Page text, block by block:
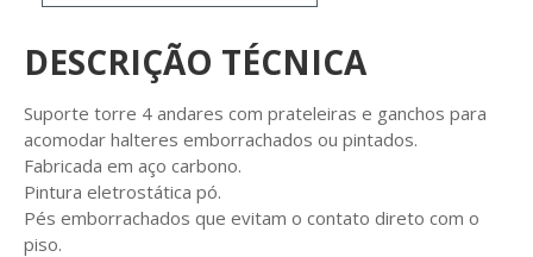
DESCRIÇÃO TÉCNICA
Suporte torre 4 andares com prateleiras e ganchos para
acomodar halteres emborrachados ou pintados.
Fabricada em aço carbono.
Pintura eletrostática pó.
Pés emborrachados que evitam o contato direto com o
piso.